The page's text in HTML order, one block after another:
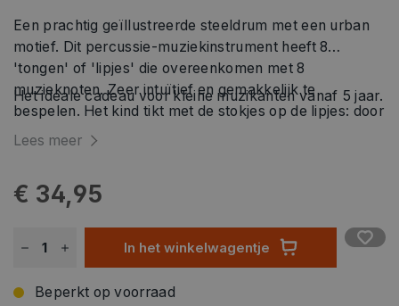
Een prachtig geïllustreerde steeldrum met een urban
motief. Dit percussie-muziekinstrument heeft 8
'tongen' of 'lipjes' die overeenkomen met 8
muzieknoten. Zeer intuïtief en gemakkelijk te
bespelen. Het kind tikt met de stokjes op de lipjes: door
zijn trillingen geeft het instrument een zacht en
Het ideale cadeau voor kleine muzikanten vanaf 5 jaar.
Lees meer
€ 34,95
In het winkelwagentje
Beperkt op voorraad